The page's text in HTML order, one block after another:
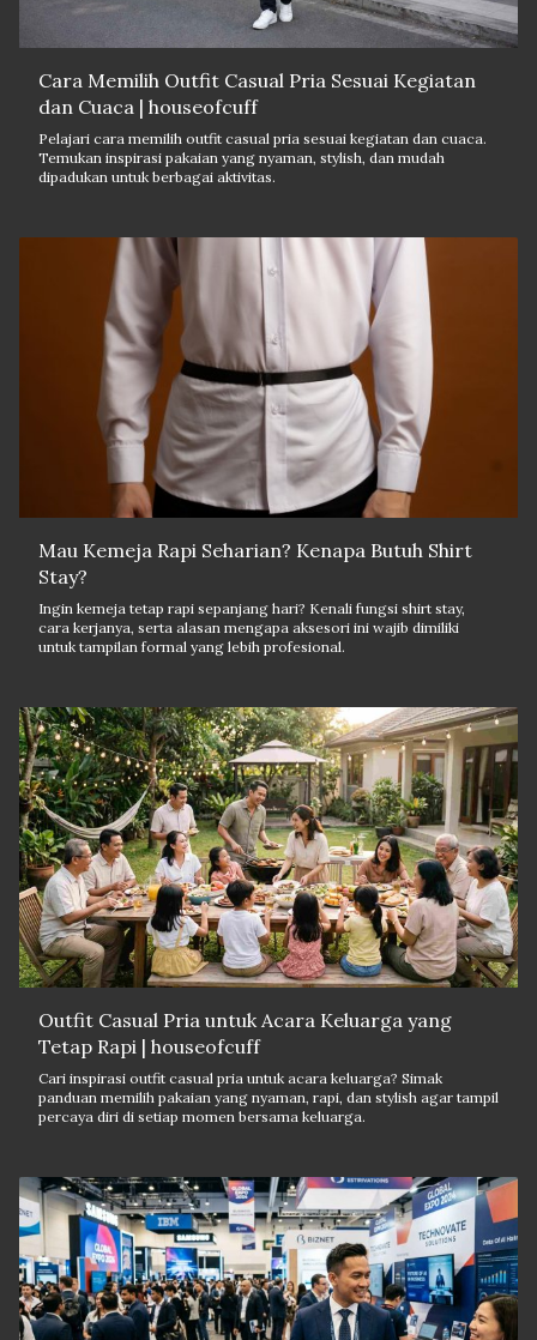
Cara Memilih Outfit Casual Pria Sesuai Kegiatan
dan Cuaca | houseofcuff
Pelajari cara memilih outfit casual pria sesuai kegiatan dan cuaca.
Temukan inspirasi pakaian yang nyaman, stylish, dan mudah
dipadukan untuk berbagai aktivitas.
Mau Kemeja Rapi Seharian? Kenapa Butuh Shirt
Stay?
Ingin kemeja tetap rapi sepanjang hari? Kenali fungsi shirt stay,
cara kerjanya, serta alasan mengapa aksesori ini wajib dimiliki
untuk tampilan formal yang lebih profesional.
Outfit Casual Pria untuk Acara Keluarga yang
Tetap Rapi | houseofcuff
Cari inspirasi outfit casual pria untuk acara keluarga? Simak
panduan memilih pakaian yang nyaman, rapi, dan stylish agar tampil
percaya diri di setiap momen bersama keluarga.